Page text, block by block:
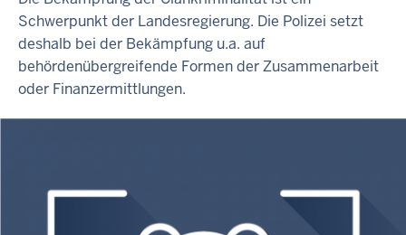
Schwerpunkt der Landesregierung. Die Polizei setzt
deshalb bei der Bekämpfung u.a. auf
behördenübergreifende Formen der Zusammenarbeit
oder Finanzermittlungen.